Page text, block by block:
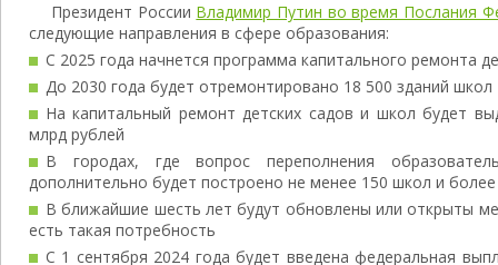
Президент России Владимир Путин во время Послания
следующие направления в сфере образования:
С 2025 года начнется программа капитального ремонта
До 2030 года будет отремонтировано 18 500 зданий школ
На капитальный ремонт детских садов и школ будет
млрд рублей
В городах, где вопрос переполнения
дополнительно будет построено не менее 150 школ и более
В ближайшие шесть лет будут обновлены или открыты
есть такая потребность
С 1 сентября 2024 года будет введена федеральная